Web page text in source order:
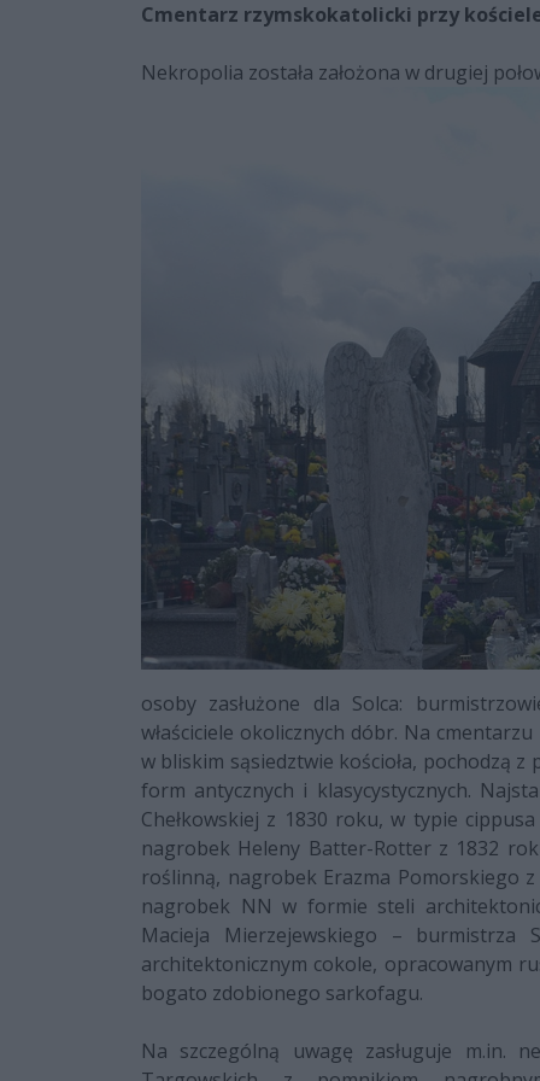
Cmentarz rzymskokatolicki przy
Nekropolia została założona w drugiej
osoby zasłużone dla Solca:
właściciele okolicznych dóbr. Na
w bliskim sąsiedztwie kościoła, pochodzą z
form antycznych i klasycystycznych.
Chełkowskiej z 1830 roku, w typie
nagrobek Heleny Batter-Rotter z 1832
roślinną, nagrobek Erazma Pomorskiego
nagrobek NN w formie steli
Macieja Mierzejewskiego –
architektonicznym cokole, opracowanym
bogato zdobionego sarkofagu.
Na szczególną uwagę zasługuje m.in.